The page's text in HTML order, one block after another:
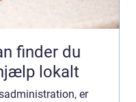
lokalt
er